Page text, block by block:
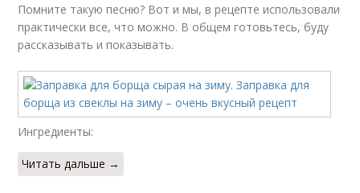
Помните такую песню? Вот и мы, в рецепте использовали
практически все, что можно. В общем готовьтесь, буду
рассказывать и показывать.
Ингредиенты:
Читать дальше →